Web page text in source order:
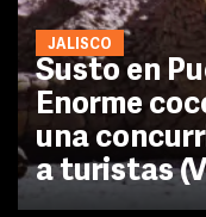
JALISCO
Susto en
Enorme
una
a turistas